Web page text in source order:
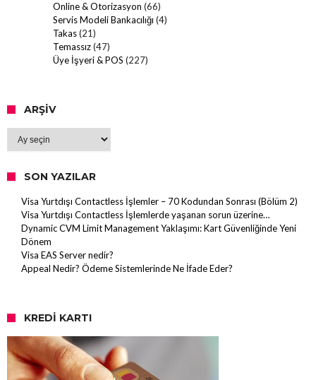
Online & Otorizasyon (66)
Servis Modeli Bankacılığı (4)
Takas(21)
Temassız(47)
Üye İşyeri & POS (227)
ARŞIV
Arşiv
SON YAZILAR
Visa Yurtdışı Contactless İşlemler – 70 Kodundan Sonrası (Bölüm 2)
Visa Yurtdışı Contactless İşlemlerde yaşanan sorun üzerine…
Dynamic CVM Limit Management Yaklaşımı: Kart Güvenliğinde Yeni
Dönem
Visa EAS Server nedir?
Appeal Nedir? Ödeme Sistemlerinde Ne İfade Eder?
KREDI KARTI